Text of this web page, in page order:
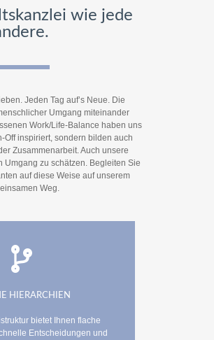
wie jede
Jeden Tag auf’s Neue. Die
Umgang miteinander
Work/Life-Balance haben uns
Off inspiriert, sondern bilden auch
Zusammenarbeit. Auch unsere
Umgang zu schätzen. Begleiten Sie
auf diese Weise auf unserem
Weg.
HIERARCHIEN
bietet Ihnen flache
Entscheidungen und